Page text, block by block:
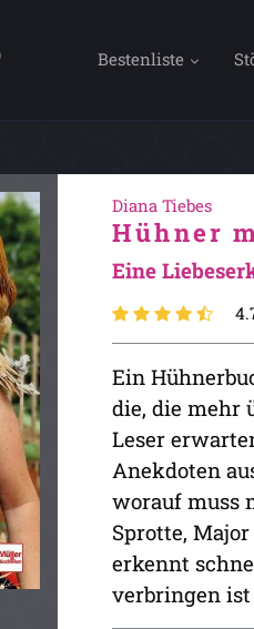
Bestenliste
Diana Tiebes
Hühner
Eine
Ein
die, die mehr
Leser
Anekdoten
worauf muss
Sprotte,
erkennt
verbringen ist